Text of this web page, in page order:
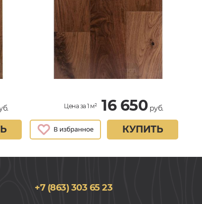
Цена за 1 м² 16 650руб.
КУПИТЬ
+7 (863) 303 65 23